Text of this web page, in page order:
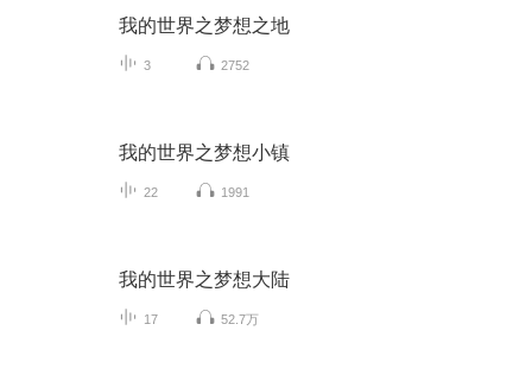
我的世界之梦想之地
3 2752
我的世界之梦想小镇
22 1991
我的世界之梦想大陆
17 52.7万